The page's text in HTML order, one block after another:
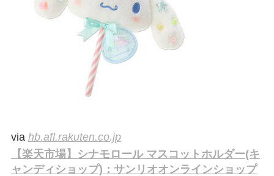
via hb.afl.rakuten.co.jp
【楽天市場】シナモロール マスコットホルダー(キ
ャンディショップ)：サンリオオンラインショップ